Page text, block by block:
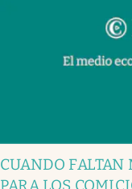
CUANDO FALTAN